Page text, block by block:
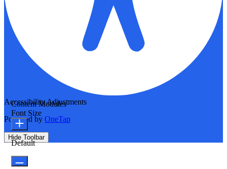
Accessibility Adjustments
Powered by OneTap
Hide Toolbar
Content Modules
Font Size
Default